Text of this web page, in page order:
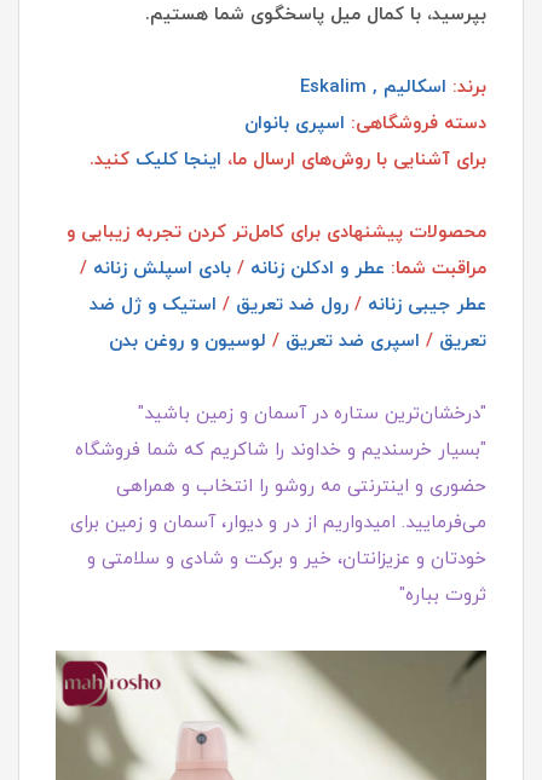
بپرسید، با کمال میل پاسخگوی شما هستیم.
برند: اسکالیم , Eskalim
دسته فروشگاهی: اسپری بانوان
برای آشنایی با روش‌های ارسال ما، اینجا کلیک کنید.
محصولات پیشنهادی برای کامل‌تر کردن تجربه زیبایی و
مراقبت شما: عطر و ادکلن زنانه / بادی اسپلش زنانه /
عطر جیبی زنانه / رول ضد تعریق / استیک و ژل ضد
تعریق / اسپری ضد تعریق / لوسیون و روغن بدن
"درخشان‌ترین ستاره در آسمان و زمین باشید"
"بسیار خرسندیم و خداوند را شاکریم که شما فروشگاه
حضوری و اینترنتی مه روشو را انتخاب و همراهی
می‌فرمایید. امیدواریم از در و دیوار، آسمان و زمین برای
خودتان و عزیزانتان، خیر و برکت و شادی و سلامتی و
ثروت بباره"